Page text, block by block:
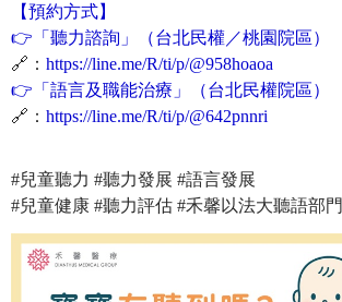
【預約方式】
👉「聽力諮詢」（台北民權／桃園院區）
🔗： https://line.me/R/ti/p/@958hoaoa
👉「語言及職能治療」（台北民權院區）
🔗： https://line.me/R/ti/p/@642pnnri
#兒童聽力 #聽力發展 #語言發展
#兒童健康 #聽力評估 #禾馨以法大聽語部門